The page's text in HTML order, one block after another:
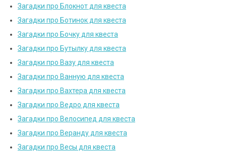
Загадки про Блокнот для квеста
Загадки про Ботинок для квеста
Загадки про Бочку для квеста
Загадки про Бутылку для квеста
Загадки про Вазу для квеста
Загадки про Ванную для квеста
Загадки про Вахтера для квеста
Загадки про Ведро для квеста
Загадки про Велосипед для квеста
Загадки про Веранду для квеста
Загадки про Весы для квеста